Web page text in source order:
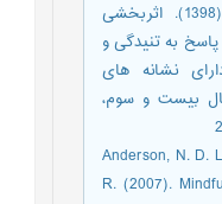
یزدانی، محمد؛ اسماعیلی، مریم. (1398). اثربخشی
به تنیدگی و
نشانه های
روانشناسی 90 /سال بیست و سوم،
‏Anderson, N. D.
R. (2007).